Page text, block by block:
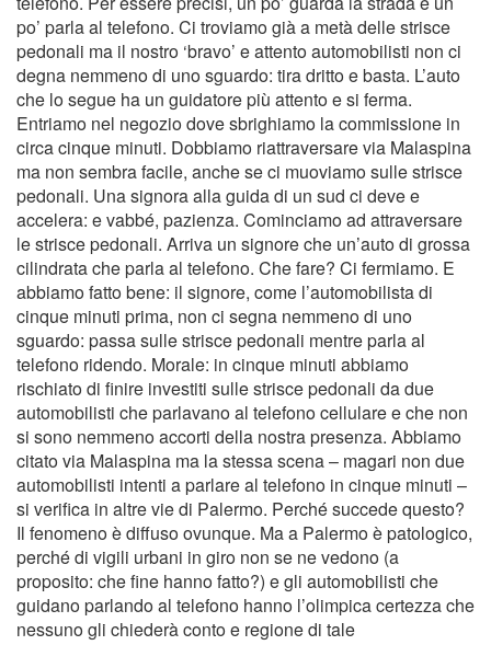
po’ parla al telefono. Ci troviamo già a metà delle strisce
pedonali ma il nostro ‘bravo’ e attento automobilisti non ci
degna nemmeno di uno sguardo: tira dritto e basta. L’auto
che lo segue ha un guidatore più attento e si ferma.
Entriamo nel negozio dove sbrighiamo la commissione in
circa cinque minuti. Dobbiamo riattraversare via Malaspina
ma non sembra facile, anche se ci muoviamo sulle strisce
pedonali. Una signora alla guida di un sud ci deve e
accelera: e vabbé, pazienza. Cominciamo ad attraversare
le strisce pedonali. Arriva un signore che un’auto di grossa
cilindrata che parla al telefono. Che fare? Ci fermiamo. E
abbiamo fatto bene: il signore, come l’automobilista di
cinque minuti prima, non ci segna nemmeno di uno
sguardo: passa sulle strisce pedonali mentre parla al
telefono ridendo. Morale: in cinque minuti abbiamo
rischiato di finire investiti sulle strisce pedonali da due
automobilisti che parlavano al telefono cellulare e che non
si sono nemmeno accorti della nostra presenza. Abbiamo
citato via Malaspina ma la stessa scena – magari non due
automobilisti intenti a parlare al telefono in cinque minuti –
si verifica in altre vie di Palermo. Perché succede questo?
Il fenomeno è diffuso ovunque. Ma a Palermo è patologico,
perché di vigili urbani in giro non se ne vedono (a
proposito: che fine hanno fatto?) e gli automobilisti che
guidano parlando al telefono hanno l’olimpica certezza che
nessuno gli chiederà conto e regione di tale